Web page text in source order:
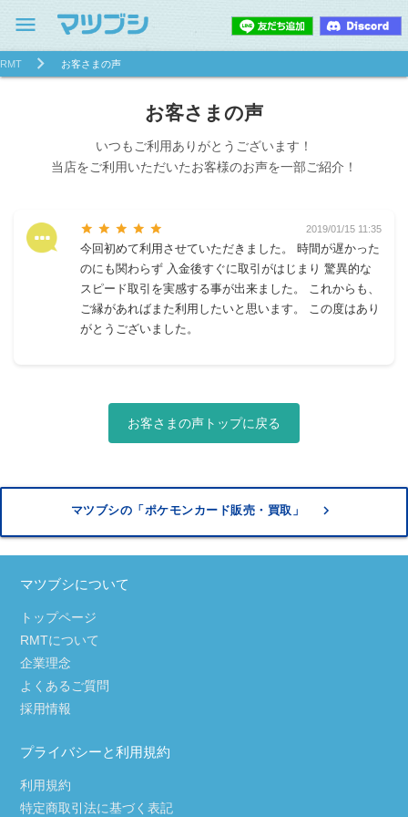
menu
RMT お客さまの声
お客さまの声
いつもご利用ありがとうございます！
当店をご利用いただいたお客様のお声を一部ご紹介！
star star star star star 2019/01/15 11:35
今回初めて利用させていただきました。 時間が遅かった
のにも関わらず 入金後すぐに取引がはじまり 驚異的な
スピード取引を実感する事が出来ました。 これからも、
ご縁があればまた利用したいと思います。 この度はあり
がとうございました。
お客さまの声トップに戻る
マツブシの「ポケモンカード販売・買取」 keyboard_arrow_right
マツブシについて
トップページ
RMTについて
企業理念
よくあるご質問
採用情報
プライバシーと利用規約
利用規約
特定商取引法に基づく表記